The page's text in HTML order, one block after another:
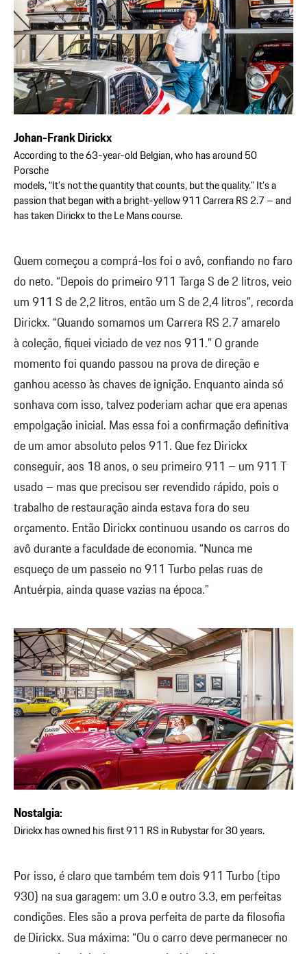
Johan-Frank Dirickx
According to the 63-year-old Belgian, who has around 50
Porsche
models, “It’s not the quantity that counts, but the quality.” It’s a
passion that began with a bright-yellow 911 Carrera RS 2.7 – and
has taken Dirickx to the Le Mans course.
Quem começou a comprá-los foi o avô, confiando no faro
do neto. “Depois do primeiro 911 Targa S de 2 litros, veio
um 911 S de 2,2 litros, então um S de 2,4 litros”, recorda
Dirickx. “Quando somamos um Carrera RS 2.7 amarelo
à coleção, fiquei viciado de vez nos 911.” O grande
momento foi quando passou na prova de direção e
ganhou acesso às chaves de ignição. Enquanto ainda só
sonhava com isso, talvez poderiam achar que era apenas
empolgação inicial. Mas essa foi a confirmação definitiva
de um amor absoluto pelos 911. Que fez Dirickx
conseguir, aos 18 anos, o seu primeiro 911 – um 911 T
usado – mas que precisou ser revendido rápido, pois o
trabalho de restauração ainda estava fora do seu
orçamento. Então Dirickx continuou usando os carros do
avô durante a faculdade de economia. “Nunca me
esqueço de um passeio no 911 Turbo pelas ruas de
Antuérpia, ainda quase vazias na época.”
Nostalgia:
Dirickx has owned his first 911 RS in Rubystar for 30 years.
Por isso, é claro que também tem dois 911 Turbo (tipo
930) na sua garagem: um 3.0 e outro 3.3, em perfeitas
condições. Eles são a prova perfeita de parte da filosofia
de Dirickx. Sua máxima: “Ou o carro deve permanecer no